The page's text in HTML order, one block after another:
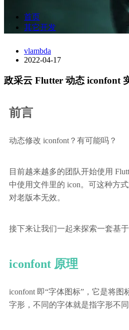
首页
其它开发
vlambda
2022-04-17
政采云 Flutter 动态 iconfont
前言
动态修改 iconfont？有可能吗？
目前越来越多的团队开始使用
中使用文件里的 icon。可这种方
对老版本无效。
接下来让我们一起来探索一套基于
iconfont 原理
iconfont 即“字体图标”，它是将
字形，不同的字体就是指字形不